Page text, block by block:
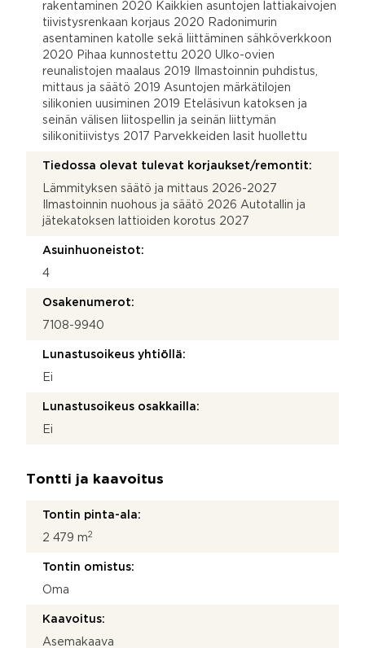
rakentaminen 2020 Kaikkien asuntojen lattiakaivojen
tiivistysrenkaan korjaus 2020 Radonimurin
asentaminen katolle sekä liittäminen sähköverkkoon
2020 Pihaa kunnostettu 2020 Ulko-ovien
reunalistojen maalaus 2019 Ilmastoinnin puhdistus,
mittaus ja säätö 2019 Asuntojen märkätilojen
silikonien uusiminen 2019 Eteläsivun katoksen ja
seinän välisen liitospellin ja seinän liittymän
silikonitiivistys 2017 Parvekkeiden lasit huollettu
Tiedossa olevat tulevat korjaukset/remontit:
Lämmityksen säätö ja mittaus 2026-2027
Ilmastoinnin nuohous ja säätö 2026 Autotallin ja
jätekatoksen lattioiden korotus 2027
Asuinhuoneistot:
4
Osakenumerot:
7108-9940
Lunastusoikeus yhtiöllä:
Ei
Lunastusoikeus osakkailla:
Ei
Tontti ja kaavoitus
Tontin pinta-ala:
2 479 m2
Tontin omistus:
Oma
Kaavoitus:
Asemakaava